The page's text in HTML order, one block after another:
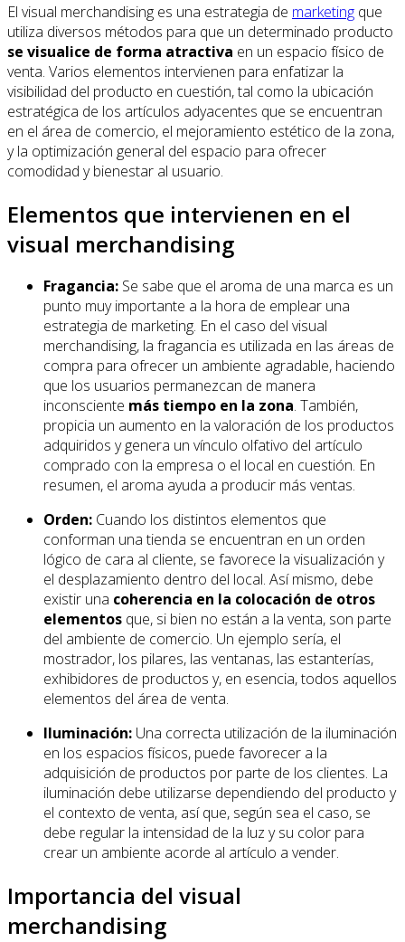
El visual merchandising es una estrategia de marketing que
utiliza diversos métodos para que un determinado producto
se visualice de forma atractiva en un espacio físico de
venta. Varios elementos intervienen para enfatizar la
visibilidad del producto en cuestión, tal como la ubicación
estratégica de los artículos adyacentes que se encuentran
en el área de comercio, el mejoramiento estético de la zona,
y la optimización general del espacio para ofrecer
comodidad y bienestar al usuario.
Elementos que intervienen en el
visual merchandising
Fragancia: Se sabe que el aroma de una marca es un
punto muy importante a la hora de emplear una
estrategia de marketing. En el caso del visual
merchandising, la fragancia es utilizada en las áreas de
compra para ofrecer un ambiente agradable, haciendo
que los usuarios permanezcan de manera
inconsciente más tiempo en la zona. También,
propicia un aumento en la valoración de los productos
adquiridos y genera un vínculo olfativo del artículo
comprado con la empresa o el local en cuestión. En
resumen, el aroma ayuda a producir más ventas.
Orden: Cuando los distintos elementos que
conforman una tienda se encuentran en un orden
lógico de cara al cliente, se favorece la visualización y
el desplazamiento dentro del local. Así mismo, debe
existir una coherencia en la colocación de otros
elementos que, si bien no están a la venta, son parte
del ambiente de comercio. Un ejemplo sería, el
mostrador, los pilares, las ventanas, las estanterías,
exhibidores de productos y, en esencia, todos aquellos
elementos del área de venta.
Iluminación: Una correcta utilización de la iluminación
en los espacios físicos, puede favorecer a la
adquisición de productos por parte de los clientes. La
iluminación debe utilizarse dependiendo del producto y
el contexto de venta, así que, según sea el caso, se
debe regular la intensidad de la luz y su color para
crear un ambiente acorde al artículo a vender.
Importancia del visual
merchandising